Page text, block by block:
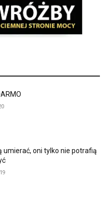
umierać, oni tylko nie potrafią